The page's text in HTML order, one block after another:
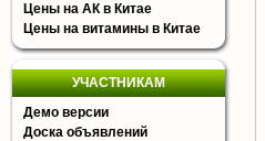
Цены на АК в Китае
Цены на витамины в Китае
УЧАСТНИКАМ
Демо версии
Доска объявлений